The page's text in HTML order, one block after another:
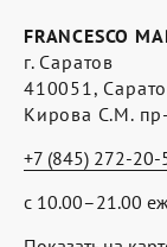
FRANCESCO
г. Саратов
410051,
Кирова С.М.
с 10.00–21.00
+7 (845) 272-20-